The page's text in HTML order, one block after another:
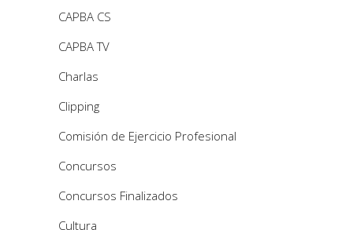
CAPBA CS
CAPBA TV
Charlas
Clipping
Comisión de Ejercicio Profesional
Concursos
Concursos Finalizados
Cultura